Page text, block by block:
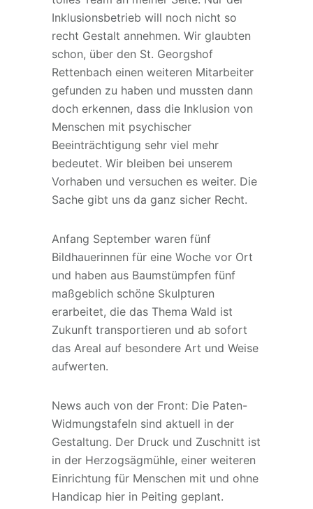
Inklusionsbetrieb will noch nicht so
recht Gestalt annehmen. Wir glaubten
schon, über den St. Georgshof
Rettenbach einen weiteren Mitarbeiter
gefunden zu haben und mussten dann
doch erkennen, dass die Inklusion von
Menschen mit psychischer
Beeinträchtigung sehr viel mehr
bedeutet. Wir bleiben bei unserem
Vorhaben und versuchen es weiter. Die
Sache gibt uns da ganz sicher Recht.
Anfang September waren fünf
Bildhauerinnen für eine Woche vor Ort
und haben aus Baumstümpfen fünf
maßgeblich schöne Skulpturen
erarbeitet, die das Thema Wald ist
Zukunft transportieren und ab sofort
das Areal auf besondere Art und Weise
aufwerten.
News auch von der Front: Die Paten-
Widmungstafeln sind aktuell in der
Gestaltung. Der Druck und Zuschnitt ist
in der Herzogsägmühle, einer weiteren
Einrichtung für Menschen mit und ohne
Handicap hier in Peiting geplant.